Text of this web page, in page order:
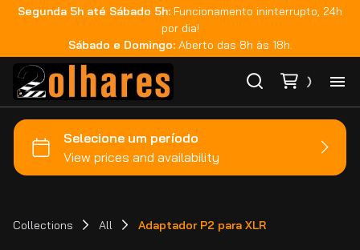
Segunda 5h até Sábado 5h: Funcionamento ininterrupto, 24h
por dia!
Sábado e Domingo: Aberto das 8h às 18h.
Collections All Adaptador P2 para XLR